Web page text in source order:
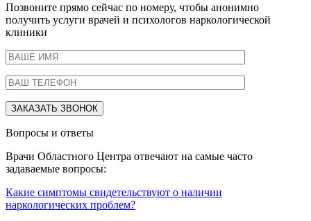
Позвоните прямо сейчас по номеру, чтобы анонимно
получить услуги врачей и психологов наркологической
клиники
Вопросы и ответы
Врачи Областного Центра отвечают на самые часто
задаваемые вопросы:
Какие симптомы свидетельствуют о наличии
наркологических проблем?